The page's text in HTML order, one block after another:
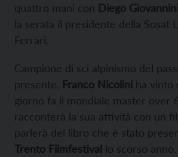
quattro mani con Diego Giovannini
la serata il presidente della Sosat
Ferrari.
Campione di sci alpinismo del
presente, Franco Nicolini ha vinto
giorno fa il mondiale master over
racconterà la sua attività con un
parlerà del libro che è stato
Trento Filmfestival lo scorso